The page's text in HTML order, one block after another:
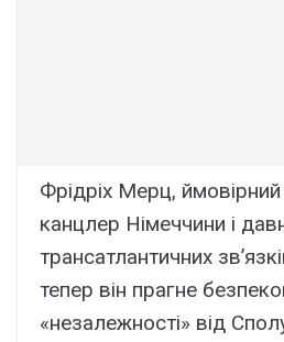
Фрідріх Мерц, ймовірний
канцлер Німеччини і
трансатлантичних
тепер він прагне
«незалежності» від